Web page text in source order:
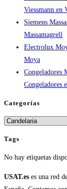
Viessmann en
Siemens
Massamagrell
Electrolux
Moya
Congeladores
Congeladores
Categorías
Categorías
Tags
No hay etiquetas
USAT.es es una red